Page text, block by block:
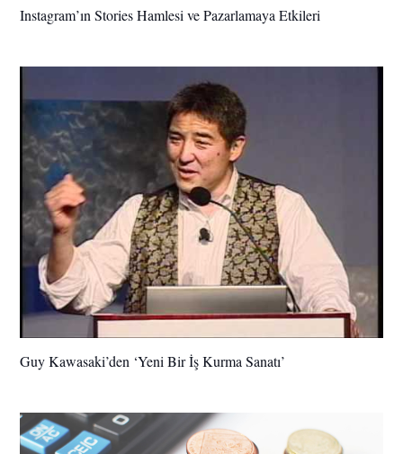
Instagram’ın Stories Hamlesi ve Pazarlamaya Etkileri
Guy Kawasaki’den ‘Yeni Bir İş Kurma Sanatı’